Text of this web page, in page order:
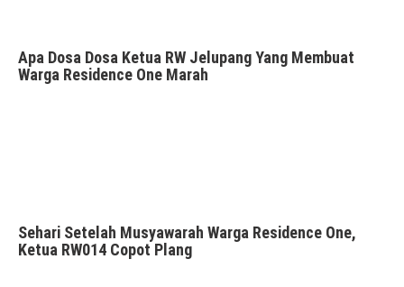
Apa Dosa Dosa Ketua RW Jelupang Yang Membuat
Warga Residence One Marah
Sehari Setelah Musyawarah Warga Residence One,
Ketua RW014 Copot Plang